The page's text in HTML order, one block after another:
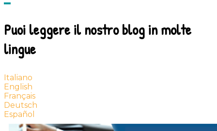
side
Hide
Puoi leggere il nostro blog in molte
lingue
Italiano
English
Français
Deutsch
Español